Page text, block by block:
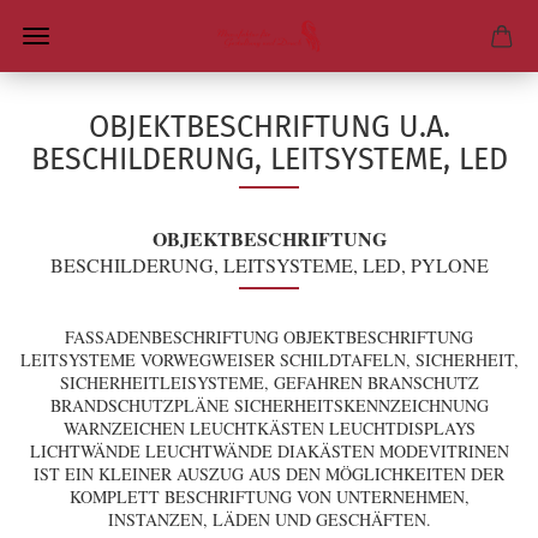
OBJEKTBESCHRIFTUNG U.A.
BESCHILDERUNG, LEITSYSTEME, LED
OBJEKTBESCHRIFTUNG
BESCHILDERUNG, LEITSYSTEME, LED, PYLONE
FASSADENBESCHRIFTUNG OBJEKTBESCHRIFTUNG
LEITSYSTEME VORWEGWEISER SCHILDTAFELN, SICHERHEIT,
SICHERHEITLEISYSTEME, GEFAHREN BRANSCHUTZ
BRANDSCHUTZPLÄNE SICHERHEITSKENNZEICHNUNG
WARNZEICHEN LEUCHTKÄSTEN LEUCHTDISPLAYS
LICHTWÄNDE LEUCHTWÄNDE DIAKÄSTEN MODEVITRINEN
IST EIN KLEINER AUSZUG AUS DEN MÖGLICHKEITEN DER
KOMPLETT BESCHRIFTUNG VON UNTERNEHMEN,
INSTANZEN, LÄDEN UND GESCHÄFTEN.